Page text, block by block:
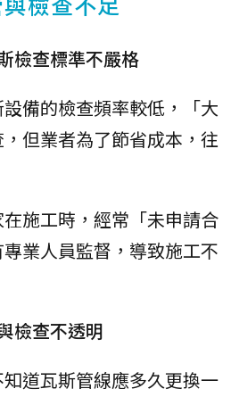
檢查標準不嚴格
備的檢查頻率較低，「大
但業者為了節省成本，往
施工時，經常「未申請合
業人員監督，導致施工不
檢查不透明
道瓦斯管線應多久更換一